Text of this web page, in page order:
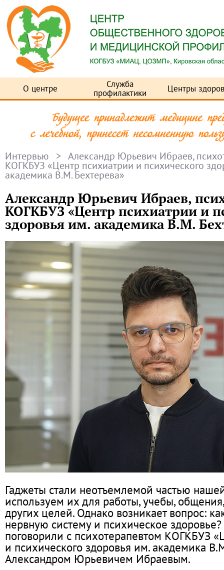
О центре
Служба
профилактики
Центры
Интервью > Александр Юрьевич Ибраев,
КОГКБУЗ «Центр психиатрии и психического
академика В.М. Бехтерева»
Александр Юрьевич Ибраев,
КОГКБУЗ «Центр психиатрии и
здоровья им. академика В.М.
Гаджеты стали неотъемлемой частью
используем их для работы, учебы,
других целей. Однако возникает вопрос:
нервную систему и психическое
поговорили с психотерапевтом КОГКБУЗ
и психического здоровья им. академика
Александром Юрьевичем Ибраевым.